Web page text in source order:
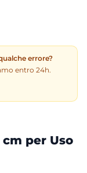
errore?
entro 24h.
cm per Uso